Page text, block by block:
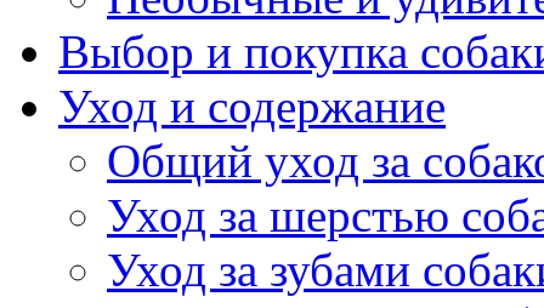
Выбор и покупка
Уход и содержание
Общий уход за
Уход за шерстью
Уход за зубами